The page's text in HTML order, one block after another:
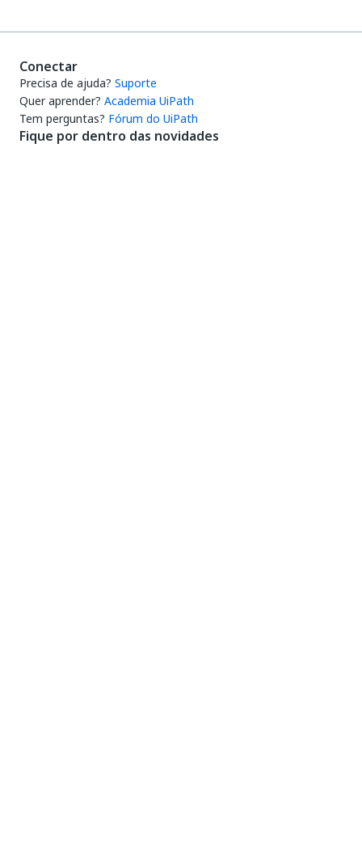
Conectar
Precisa de ajuda? Suporte
Quer aprender? Academia UiPath
Tem perguntas? Fórum do UiPath
Fique por dentro das novidades